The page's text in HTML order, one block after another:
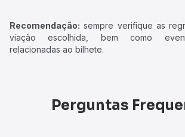
Recomendação: sempre verifique as
viação escolhida, bem como
relacionadas ao bilhete.
Perguntas